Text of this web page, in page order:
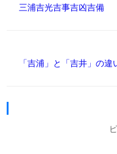
三浦吉光吉事吉凶吉備
「吉浦」と「吉井」の違